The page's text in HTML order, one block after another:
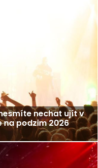
nechat ujít v
na podzim 2026